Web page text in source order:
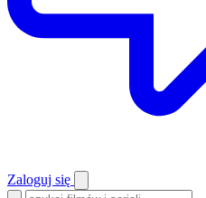
Zaloguj się